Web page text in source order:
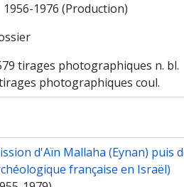
56
62 et locus 63
140
141
143
145
147
26, niveau supérieur (22)
1956-1976 (Production)
tirages photographiques n. bl.
photographiques coul.
d'Aïn Mallaha (Eynan) puis
française en Israël)